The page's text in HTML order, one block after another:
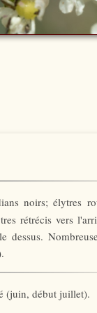
noirs; élytres
rétrécis vers
dessus.
(juin, début juillet).